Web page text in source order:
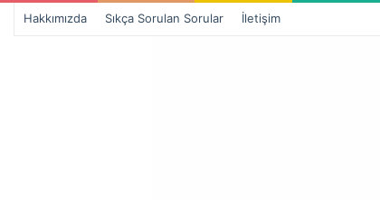
Hakkımızda Sıkça Sorulan Sorular İletişim